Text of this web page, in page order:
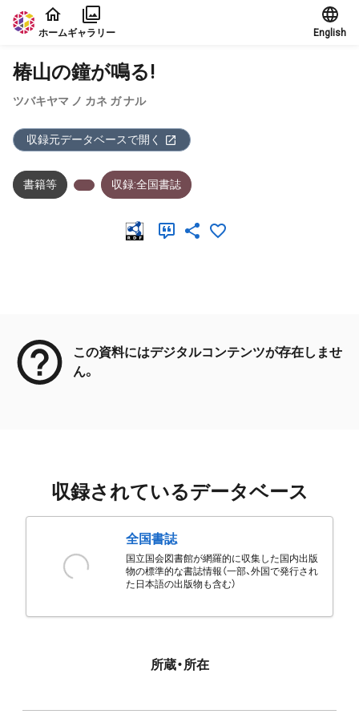
本文に飛ぶ
ホームギャラリー English
椿山の鐘が鳴る!
ツバキヤマ ノ カネ ガ ナル
収録元データベースで開く
書籍等 収録:全国書誌
この資料にはデジタルコンテンツが存在しませ
ん。
収録されているデータベース
全国書誌
国立国会図書館が網羅的に収集した国内出版
物の標準的な書誌情報（一部、外国で発行され
た日本語の出版物も含む）
所蔵・所在